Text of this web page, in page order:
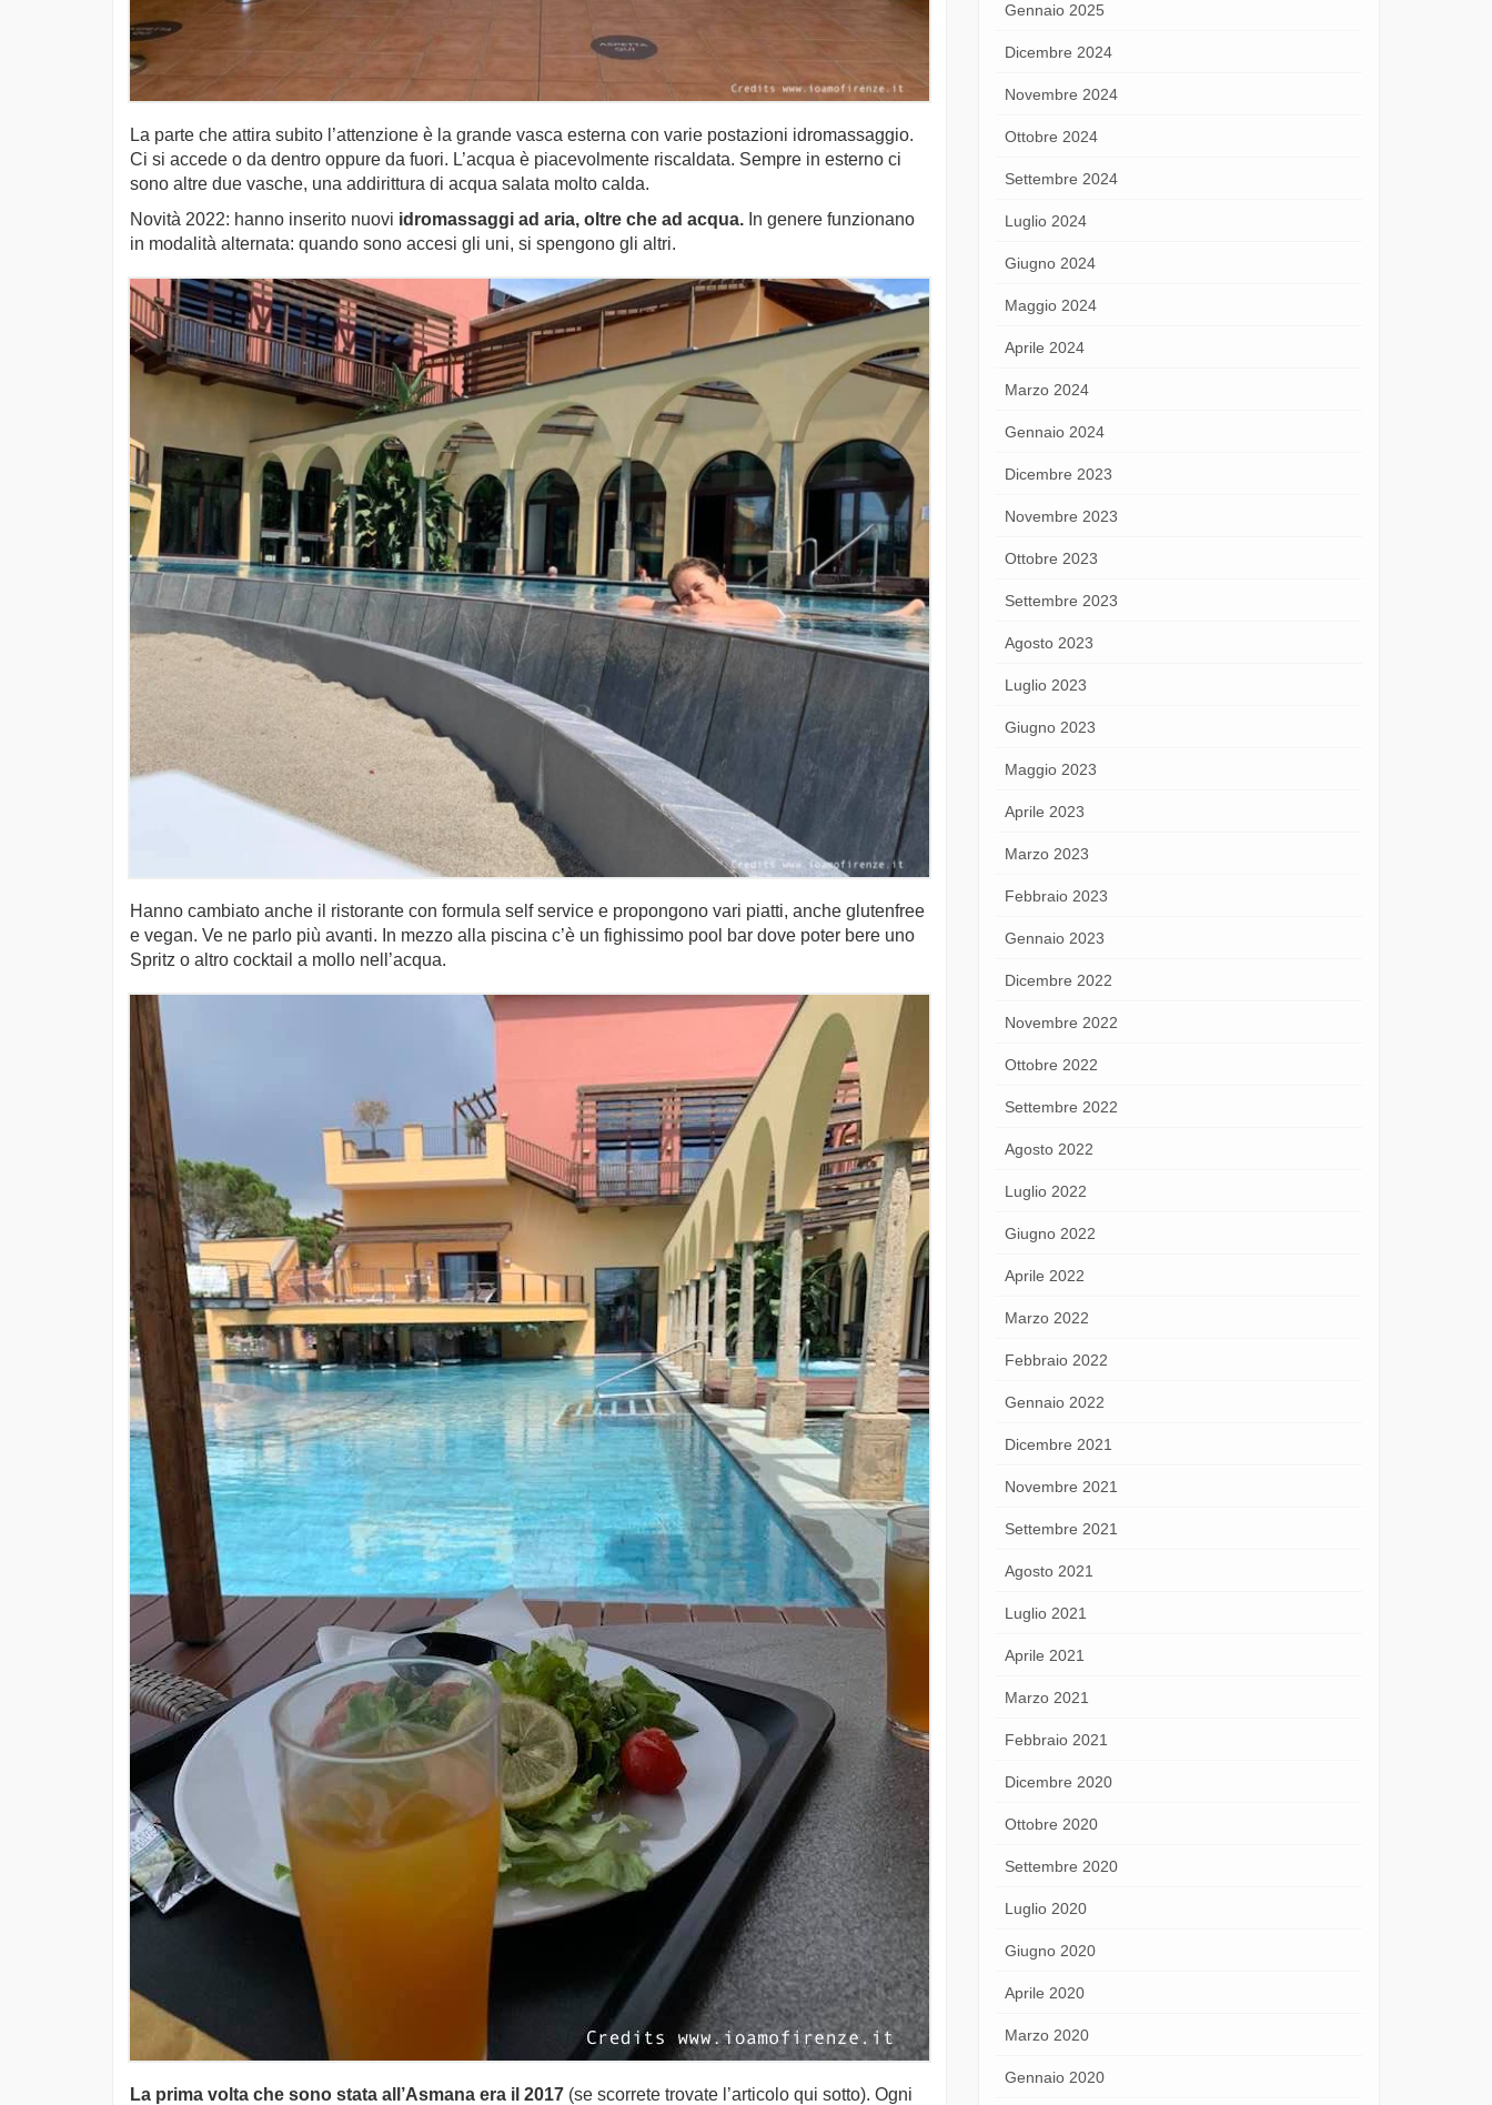
La parte che attira subito l’attenzione è la grande vasca esterna con varie postazioni idromassaggio.
Ci si accede o da dentro oppure da fuori. L’acqua è piacevolmente riscaldata. Sempre in esterno ci
sono altre due vasche, una addirittura di acqua salata molto calda.
Novità 2022: hanno inserito nuovi idromassaggi ad aria, oltre che ad acqua. In genere funzionano
in modalità alternata: quando sono accesi gli uni, si spengono gli altri.
Hanno cambiato anche il ristorante con formula self service e propongono vari piatti, anche glutenfree
e vegan. Ve ne parlo più avanti. In mezzo alla piscina c’è un fighissimo pool bar dove poter bere uno
Spritz o altro cocktail a mollo nell’acqua.
La prima volta che sono stata all’Asmana era il 2017 (se scorrete trovate l’articolo qui sotto). Ogni
Gennaio 2025
Dicembre 2024
Novembre 2024
Ottobre 2024
Settembre 2024
Luglio 2024
Giugno 2024
Maggio 2024
Aprile 2024
Marzo 2024
Gennaio 2024
Dicembre 2023
Novembre 2023
Ottobre 2023
Settembre 2023
Agosto 2023
Luglio 2023
Giugno 2023
Maggio 2023
Aprile 2023
Marzo 2023
Febbraio 2023
Gennaio 2023
Dicembre 2022
Novembre 2022
Ottobre 2022
Settembre 2022
Agosto 2022
Luglio 2022
Giugno 2022
Aprile 2022
Marzo 2022
Febbraio 2022
Gennaio 2022
Dicembre 2021
Novembre 2021
Settembre 2021
Agosto 2021
Luglio 2021
Aprile 2021
Marzo 2021
Febbraio 2021
Dicembre 2020
Ottobre 2020
Settembre 2020
Luglio 2020
Giugno 2020
Aprile 2020
Marzo 2020
Gennaio 2020